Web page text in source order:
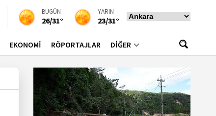
BUGÜN
26/31°
YARIN
23/31°
EKONOMİ RÖPORTAJLAR DİĞER